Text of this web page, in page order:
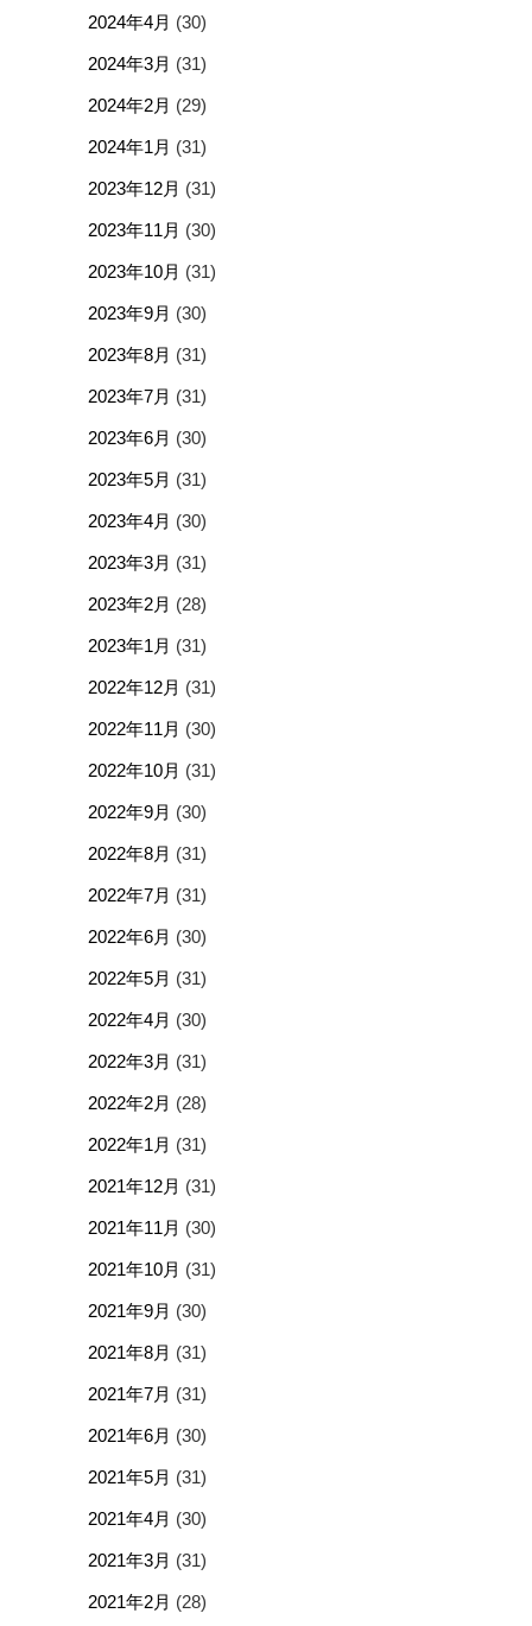
2024年4月 (30)
2024年3月 (31)
2024年2月 (29)
2024年1月 (31)
2023年12月 (31)
2023年11月 (30)
2023年10月 (31)
2023年9月 (30)
2023年8月 (31)
2023年7月 (31)
2023年6月 (30)
2023年5月 (31)
2023年4月 (30)
2023年3月 (31)
2023年2月 (28)
2023年1月 (31)
2022年12月 (31)
2022年11月 (30)
2022年10月 (31)
2022年9月 (30)
2022年8月 (31)
2022年7月 (31)
2022年6月 (30)
2022年5月 (31)
2022年4月 (30)
2022年3月 (31)
2022年2月 (28)
2022年1月 (31)
2021年12月 (31)
2021年11月 (30)
2021年10月 (31)
2021年9月 (30)
2021年8月 (31)
2021年7月 (31)
2021年6月 (30)
2021年5月 (31)
2021年4月 (30)
2021年3月 (31)
2021年2月 (28)